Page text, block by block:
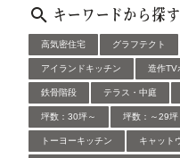
キーワードから探す
高気密住宅 グラフテクト
アイランドキッチン 造作TV
鉄骨階段 テラス・中庭
坪数：30坪～ 坪数：～29坪
トーヨーキッチン キャット